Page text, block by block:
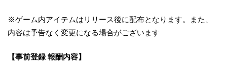
※ゲーム内アイテムはリリース後に配布となります。また、
内容は予告なく変更になる場合がございます
【事前登録 報酬内容】